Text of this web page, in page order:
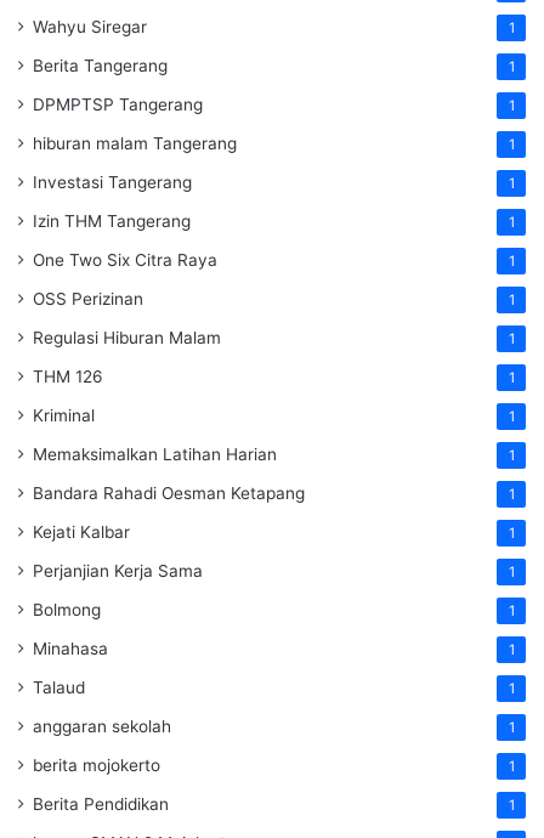
Wahyu Siregar 1
Berita Tangerang 1
DPMPTSP Tangerang 1
hiburan malam Tangerang 1
Investasi Tangerang 1
Izin THM Tangerang 1
One Two Six Citra Raya 1
OSS Perizinan 1
Regulasi Hiburan Malam 1
THM 126 1
Kriminal 1
Memaksimalkan Latihan Harian 1
Bandara Rahadi Oesman Ketapang 1
Kejati Kalbar 1
Perjanjian Kerja Sama 1
Bolmong 1
Minahasa 1
Talaud 1
anggaran sekolah 1
berita mojokerto 1
Berita Pendidikan 1